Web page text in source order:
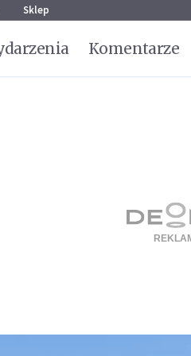
Sklep
Komentarze